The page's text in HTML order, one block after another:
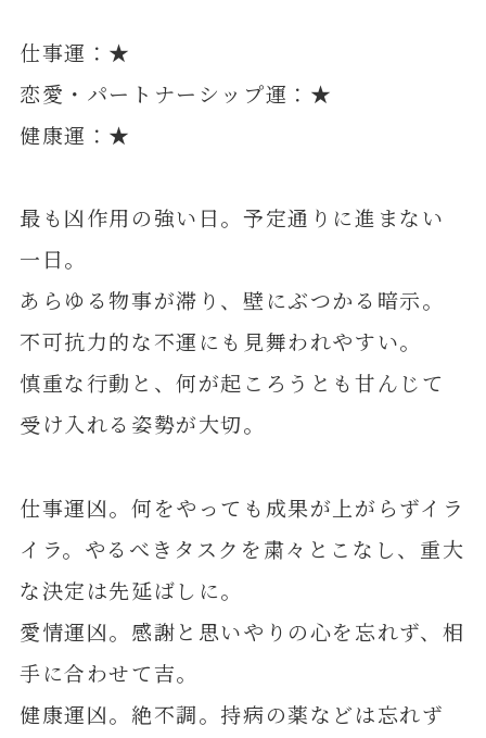
仕事運：★
恋愛・パートナーシップ運：★
健康運：★
最も凶作用の強い日。予定通りに進まない
一日。
あらゆる物事が滞り、壁にぶつかる暗示。
不可抗力的な不運にも見舞われやすい。
慎重な行動と、何が起ころうとも甘んじて
受け入れる姿勢が大切。
仕事運凶。何をやっても成果が上がらずイラ
イラ。やるべきタスクを粛々とこなし、重大
な決定は先延ばしに。
愛情運凶。感謝と思いやりの心を忘れず、相
手に合わせて吉。
健康運凶。絶不調。持病の薬などは忘れず